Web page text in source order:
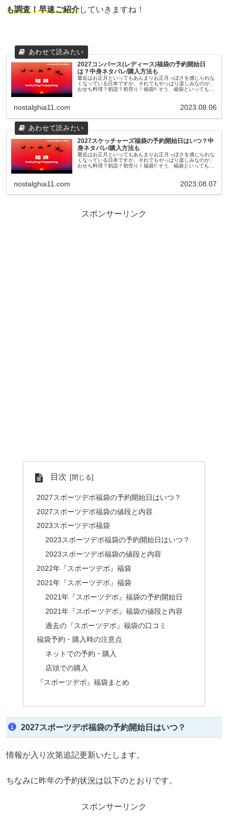
も調査！早速ご紹介していきますね！
2027コンバース(レディース)福袋の予約開始日
は？中身ネタバレ/購入方法も
最近はお正月といってもあんまりお正月っぽさを感じられな
くなっている日本ですが、それでもやっぱり楽しみなのが、
おせち料理？初詣？初売り！福袋!! そう、福袋といっても最
nostalghia11.com 2023.08.06
2027スケッチャーズ福袋の予約開始日はいつ？中
身ネタバレ/購入方法も
最近はお正月といってもあんまりお正月っぽさを感じられな
くなっている日本ですが、それでもやっぱり楽しみなのが、
おせち料理？初詣？初売り！福袋!! そう、福袋といっても最
nostalghia11.com 2023.08.07
スポンサーリンク
目次
2027スポーツデポ福袋の予約開始日はいつ？
2027スポーツデポ福袋の値段と内容
2023スポーツデポ福袋
2023スポーツデポ福袋の予約開始日はいつ？
2023スポーツデポ福袋の値段と内容
2022年『スポーツデポ』福袋
2021年『スポーツデポ』福袋
2021年『スポーツデポ』福袋の予約開始日
2021年『スポーツデポ』福袋の値段と内容
過去の『スポーツデポ』福袋の口コミ
福袋予約・購入時の注意点
ネットでの予約・購入
店頭での購入
『スポーツデポ』福袋まとめ
2027スポーツデポ福袋の予約開始日はいつ？
情報が入り次第追記更新いたします。
ちなみに昨年の予約状況は以下のとおりです。
スポンサーリンク